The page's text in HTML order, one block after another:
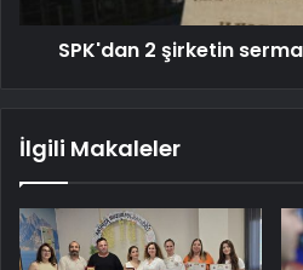
SPK'dan 2 şirketin
İlgili Makaleler